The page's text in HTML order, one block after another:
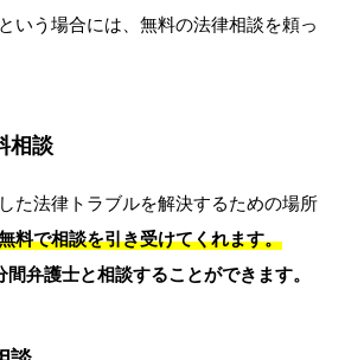
いう場合には、無料の法律相談を頼っ
相談
た法律トラブルを解決するための場所
料で相談を引き受けてくれます。
間弁護士と相談することができます。